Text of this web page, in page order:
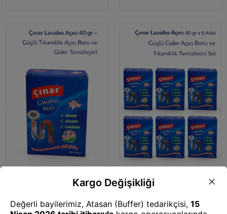
Tıkanıklık Açıcı Boru ve Gider
Temizleyici
Lavabo Açıcı
Adet – Güçlü Gider Açıcı Boru
ve Tıkanıklık Temizleyici Set